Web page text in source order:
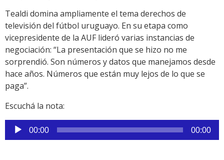
Tealdi domina ampliamente el tema derechos de
televisión del fútbol uruguayo. En su etapa como
vicepresidente de la AUF lideró varias instancias de
negociación: “La presentación que se hizo no me
sorprendió. Son números y datos que manejamos desde
hace años. Números que están muy lejos de lo que se
paga”.
Escuchá la nota:
Reproductor
de
00:00 00:00